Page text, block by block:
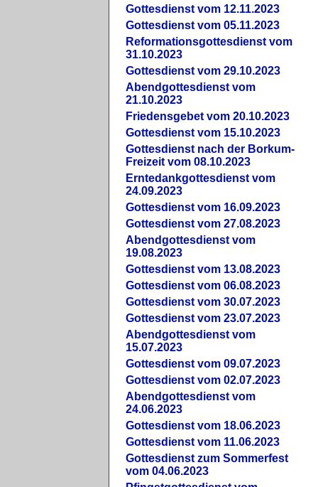
Gottesdienst vom 12.11.2023
Gottesdienst vom 05.11.2023
Reformationsgottesdienst vom
31.10.2023
Gottesdienst vom 29.10.2023
Abendgottesdienst vom
21.10.2023
Friedensgebet vom 20.10.2023
Gottesdienst vom 15.10.2023
Gottesdienst nach der Borkum-
Freizeit vom 08.10.2023
Erntedankgottesdienst vom
24.09.2023
Gottesdienst vom 16.09.2023
Gottesdienst vom 27.08.2023
Abendgottesdienst vom
19.08.2023
Gottesdienst vom 13.08.2023
Gottesdienst vom 06.08.2023
Gottesdienst vom 30.07.2023
Gottesdienst vom 23.07.2023
Abendgottesdienst vom
15.07.2023
Gottesdienst vom 09.07.2023
Gottesdienst vom 02.07.2023
Abendgottesdienst vom
24.06.2023
Gottesdienst vom 18.06.2023
Gottesdienst vom 11.06.2023
Gottesdienst zum Sommerfest
vom 04.06.2023